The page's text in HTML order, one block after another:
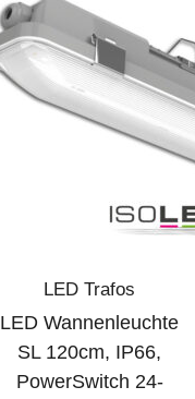
LED Trafos
LED Wannenleuchte
SL 120cm, IP66,
PowerSwitch 24-